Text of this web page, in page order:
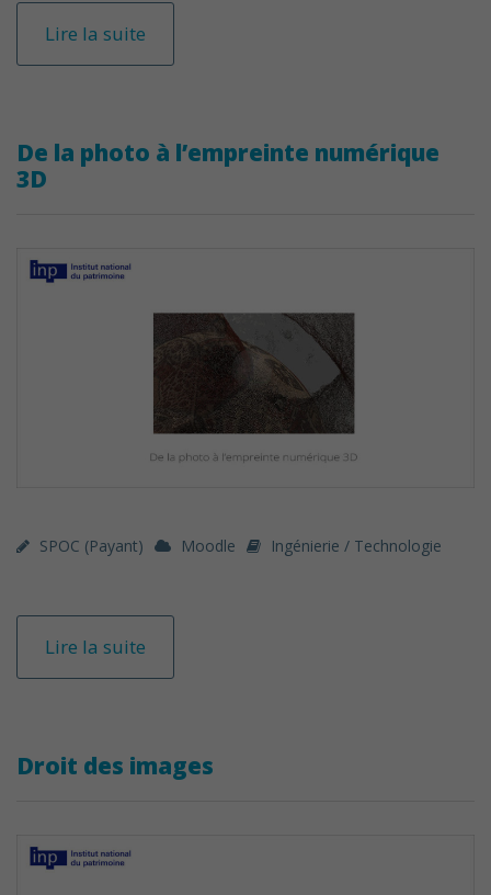
Lire la suite
De la photo à l’empreinte numérique
3D
SPOC (payant) Moodle Ingénierie / Technologie
Lire la suite
Droit des images